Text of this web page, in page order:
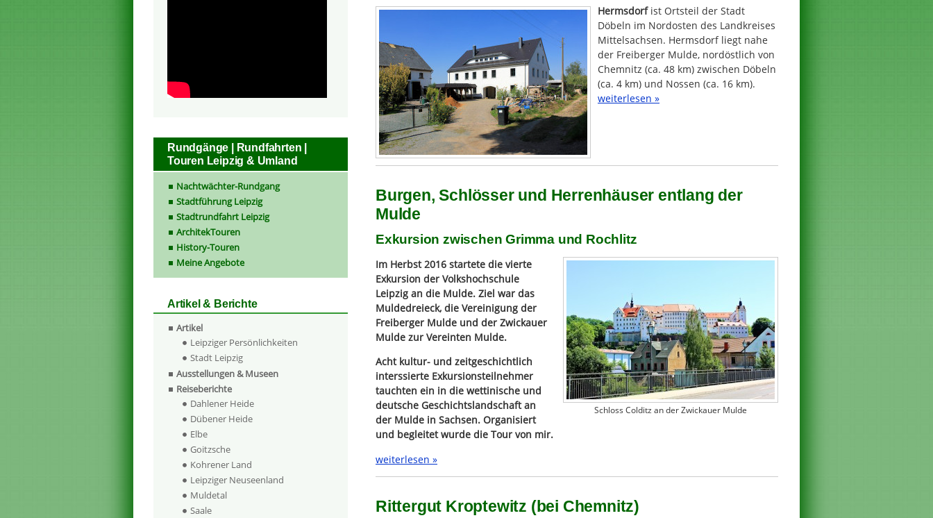
Hermsdorfist Ortsteil der Stadt
Döbeln im Nordosten des Landkreises
Mittelsachsen. Hermsdorf liegt nahe
der Freiberger Mulde, nordöstlich von
Chemnitz (ca. 48 km) zwischen Döbeln
(ca. 4 km) und Nossen (ca. 16 km).
weiterlesen »
Burgen, Schlösser und Herrenhäuser entlang der
Mulde
Exkursion zwischen Grimma und Rochlitz
Schloss Colditz an der Zwickauer Mulde
Im Herbst 2016 startete die vierte
Exkursion der Volkshochschule
Leipzig an die Mulde. Ziel war das
Muldedreieck, die Vereinigung der
Freiberger Mulde und der Zwickauer
Mulde zur Vereinten Mulde.
Acht kultur- und zeitgeschichtlich
interssierte Exkursionsteilnehmer
tauchten ein in die wettinische und
deutsche Geschichtslandschaft an
der Mulde in Sachsen. Organisiert
und begleitet wurde die Tour von mir.
weiterlesen »
Rittergut Kroptewitz (bei Chemnitz)
Rundgänge | Rundfahrten |
Touren Leipzig & Umland
Nachtwächter-Rundgang
Stadtführung Leipzig
Stadtrundfahrt Leipzig
ArchitekTouren
History-Touren
Meine Angebote
Artikel & Berichte
Artikel
Leipziger Persönlichkeiten
Stadt Leipzig
Ausstellungen & Museen
Reiseberichte
Dahlener Heide
Dübener Heide
Elbe
Goitzsche
Kohrener Land
Leipziger Neuseenland
Muldetal
Saale